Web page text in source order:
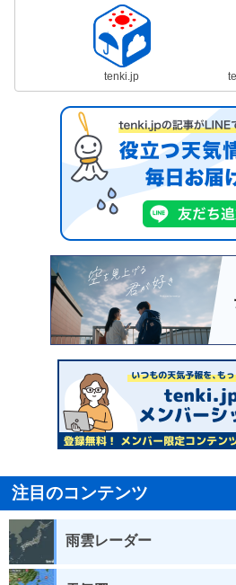
tenki.jp
注目のコンテンツ
雨雲レーダー